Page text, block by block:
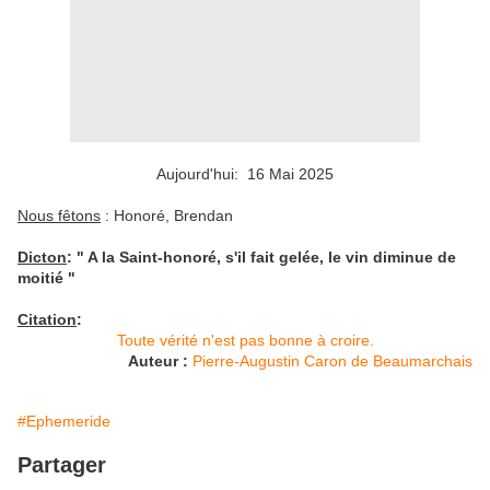
Aujourd'hui: 16 Mai 2025
Nous fêtons : Honoré, Brendan
Dicton: " A la Saint-honoré, s'il fait gelée, le vin diminue de
moitié "
Citation:
Toute vérité n'est pas bonne à croire.
Auteur : Pierre-Augustin Caron de Beaumarchais
#Ephemeride
Partager